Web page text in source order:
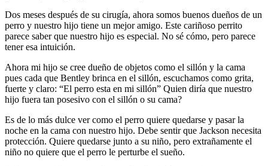
Dos meses después de su cirugía, ahora somos buenos dueños de un
perro y nuestro hijo tiene un mejor amigo. Este cariñoso perrito
parece saber que nuestro hijo es especial. No sé cómo, pero parece
tener esa intuición.
Ahora mi hijo se cree dueño de objetos como el sillón y la cama
pues cada que Bentley brinca en el sillón, escuchamos como grita,
fuerte y claro: “El perro esta en mi sillón” Quien diría que nuestro
hijo fuera tan posesivo con el sillón o su cama?
Es de lo más dulce ver como el perro quiere quedarse y pasar la
noche en la cama con nuestro hijo. Debe sentir que Jackson necesita
protección. Quiere quedarse junto a su niño, pero extrañamente el
niño no quiere que el perro le perturbe el sueño.